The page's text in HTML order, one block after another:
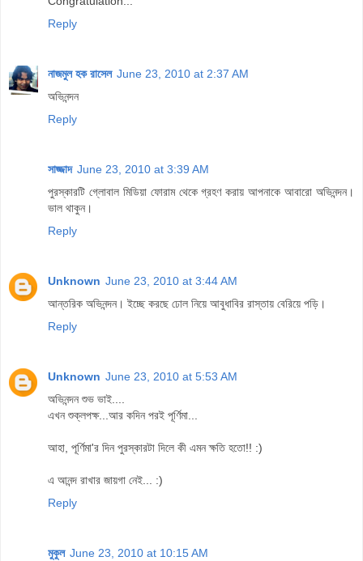
Reply
নাজমুল হক রাসেল June 23, 2010 at 2:37 AM
অভিনন্দন
Reply
সাজ্জাদ June 23, 2010 at 3:39 AM
পুরস্কারটি গ্লোবাল মিডিয়া ফোরাম থেকে গ্রহণ করায় আপনাকে আবারো অভিনন্দন।
ভাল থাকুন।
Reply
Unknown June 23, 2010 at 3:44 AM
আন্তরিক অভিনন্দন। ইচ্ছে করছে ঢোল নিয়ে আবুধাবির রাস্তায় বেরিয়ে পড়ি।
Reply
Unknown June 23, 2010 at 5:53 AM
অভিনন্দন শুভ ভাই....
এখন শুক্লপক্ষ...আর কদিন পরই পূর্ণিমা...
আহা, পূর্ণিমা'র দিন পুরস্কারটা দিলে কী এমন ক্ষতি হতো!! :)
এ আনন্দ রাখার জায়গা নেই... :)
Reply
মুকুল June 23, 2010 at 10:15 AM